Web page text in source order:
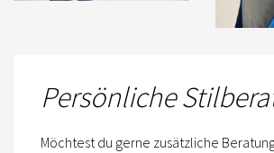
Persönliche
Möchtest du gerne zusätzliche